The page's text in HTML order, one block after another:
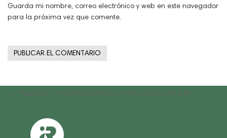
Guarda mi nombre, correo electrónico y web en este navegador
para la próxima vez que comente.
Navegación
entradas
PreviousPaquete x 10 paños barrido húmedo Braava Jet 240